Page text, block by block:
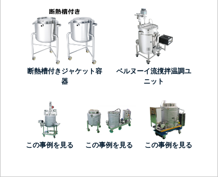
断熱槽付きジャケット容
器
ベルヌーイ流撹拌温調ユ
ニット
この事例を見る この事例を見る この事例を見る